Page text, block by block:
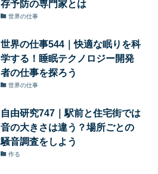
存予防の専門家とは
世界の仕事
世界の仕事544｜快適な眠りを科
学する！睡眠テクノロジー開発
者の仕事を探ろう
世界の仕事
自由研究747｜駅前と住宅街では
音の大きさは違う？場所ごとの
騒音調査をしよう
作る